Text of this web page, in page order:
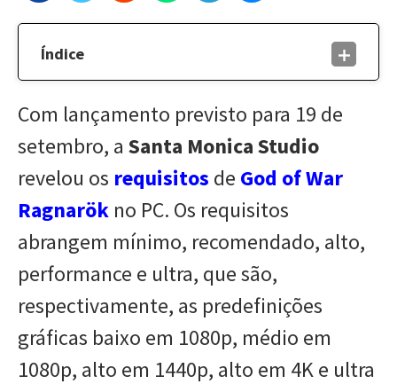
Índice
Com lançamento previsto para 19 de
setembro, a Santa Monica Studio
revelou os requisitos de God of War
Ragnarök no PC. Os requisitos
abrangem mínimo, recomendado, alto,
performance e ultra, que são,
respectivamente, as predefinições
gráficas baixo em 1080p, médio em
1080p, alto em 1440p, alto em 4K e ultra